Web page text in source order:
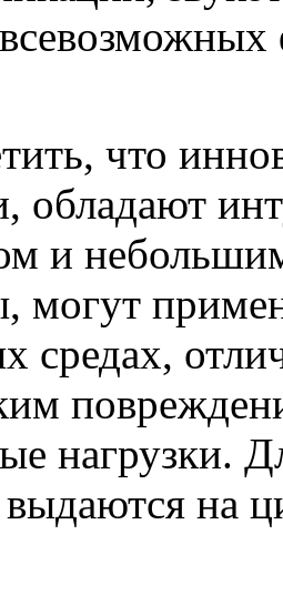
что
обладают
и
могут
средах,
нагрузки.
выдаются на